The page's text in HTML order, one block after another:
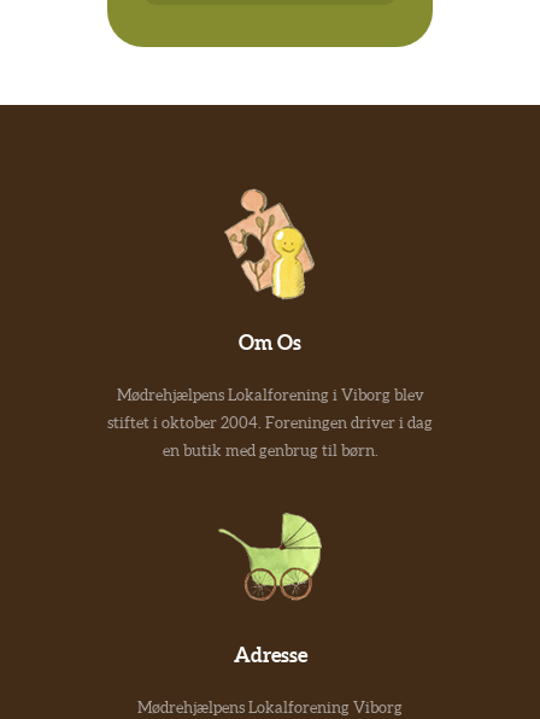
Om Os
Mødrehjælpens Lokalforening i Viborg blev
stiftet i oktober 2004. Foreningen driver i dag
en butik med genbrug til børn.
Adresse
Mødrehjælpens Lokalforening Viborg